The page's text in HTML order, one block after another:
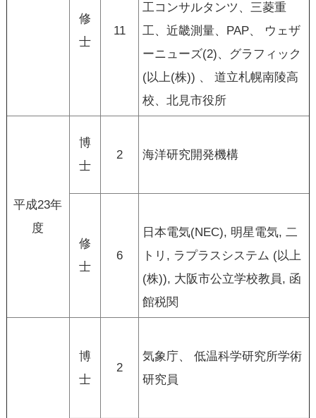
修
士
11
工コンサルタンツ、三菱重
工、近畿測量、PAP、 ウェザ
ーニューズ(2)、グラフィック
(以上(株)) 、 道立札幌南陵高
校、北見市役所
平成23年
度
博
士
2 海洋研究開発機構
修
士
6
日本電気(NEC), 明星電気, 二
トリ, ラプラスシステム (以上
(株)), 大阪市公立学校教員, 函
館税関
博
士
2
気象庁、 低温科学研究所学術
研究員